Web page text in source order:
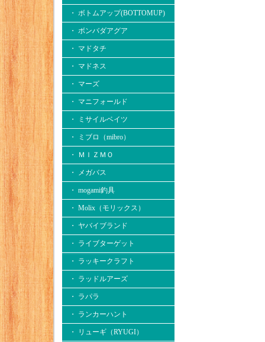
・ ボトムアップ(BOTTOMUP)
・ ボンバダアグア
・ マドタチ
・ マドネス
・ マーズ
・ マニフォールド
・ ミサイルベイツ
・ ミブロ（mibro）
・ ＭＩＺＭＯ
・ メガバス
・ mogami釣具
・ Molix（モリックス）
・ ヤバイブランド
・ ライブターゲット
・ ラッキークラフト
・ ラッドルアーズ
・ ラパラ
・ ランカーハント
・ リューギ（RYUGI）